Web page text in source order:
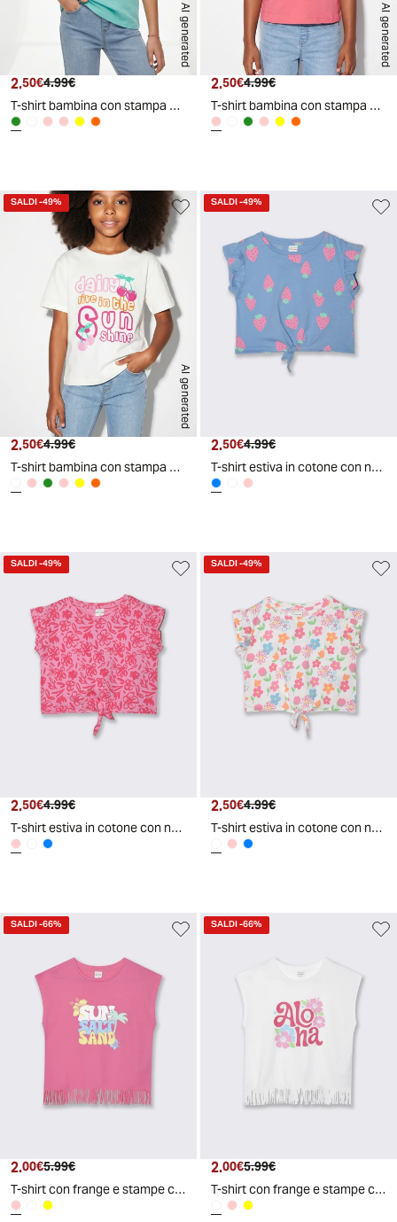
AI generated
Prezzo attuale
2.50€ Prezzo originale
4.99€
T-shirt bambina con stampa e spacchetti - Verde acqua
AI generated
Prezzo attuale
2.50€ Prezzo originale
4.99€
T-shirt bambina con stampa e spacchetti - Rosa big bubble
AI generated
SALDI-49%
Prezzo attuale
2.50€ Prezzo originale
4.99€
T-shirt bambina con stampa e spacchetti - Bianco
SALDI-49%
Prezzo attuale
2.50€ Prezzo originale
4.99€
T-shirt estiva in cotone con nodo e manica aletta - Azzurro
SALDI-49%
Prezzo attuale
2.50€ Prezzo originale
4.99€
T-shirt estiva in cotone con nodo e manica aletta - Rosa
SALDI-49%
Prezzo attuale
2.50€ Prezzo originale
4.99€
T-shirt estiva in cotone con nodo e manica aletta - Bianco
SALDI-66%
Prezzo attuale
2.00€ Prezzo originale
5.99€
T-shirt con frange e stampe colorate - Rosa big bubble
SALDI-66%
Prezzo attuale
2.00€ Prezzo originale
5.99€
T-shirt con frange e stampe colorate - Bianco